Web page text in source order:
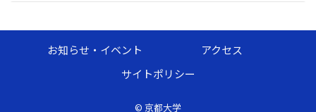
© 京都大学
お知らせ・イベント
アクセス
サイトポリシー